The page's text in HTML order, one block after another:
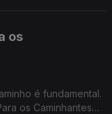
os
é fundamental.
os Caminhantes